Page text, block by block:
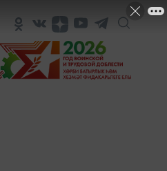
Новости Госавтоинспекции